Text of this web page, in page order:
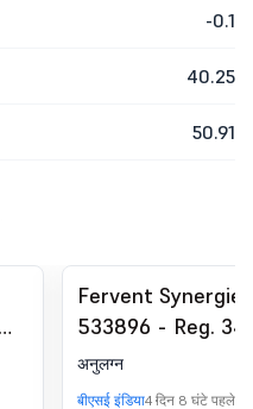
-0.1
40.25
50.91
Fervent
533896 - Reg. 34
Report.
अनुलग्न
बीएसई इंडिया4 दिन 8 घंटे पहले